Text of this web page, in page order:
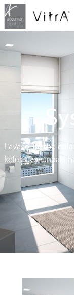
Lavabo, lavabo
koleksiyonundaki